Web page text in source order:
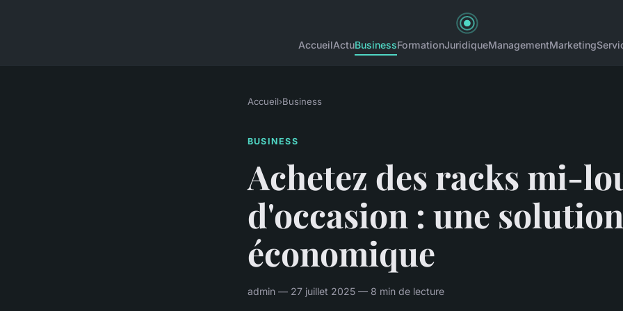
AccueilActuBusinessFormationJuridiqueManagementMarketing
Accueil›Business
BUSINESS
Achetez des racks mi-
d'occasion : une solution
économique
admin — 27 juillet 2025 — 8 min de lecture